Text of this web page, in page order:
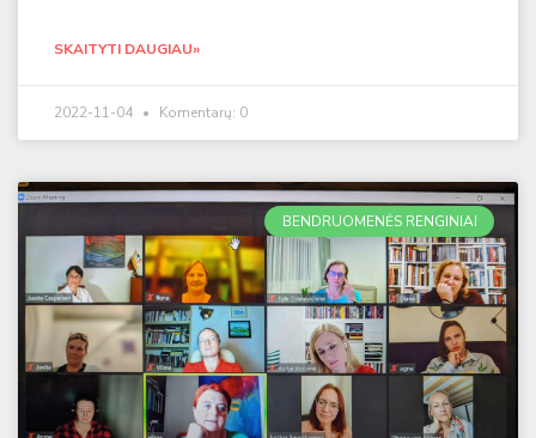
SKAITYTI DAUGIAU»
2022-11-04 Komentarų: 0
BENDRUOMENĖS RENGINIAI